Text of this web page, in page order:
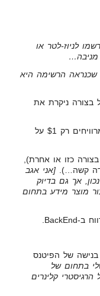
לניוז-לטר או
מניבה…
שכנראה הרשימה היא
בצורה ניקרת את
זה משתלם לשלם לאפיליאייטס הרבה, גם אם אנחנו מרוויחים רק $1 על
כזו או אחרת),
קשה…). [אני אגב
אך גם בדיוק
מוצר מידע בתחום
של הפיטנס
בתחום של
קלינרים